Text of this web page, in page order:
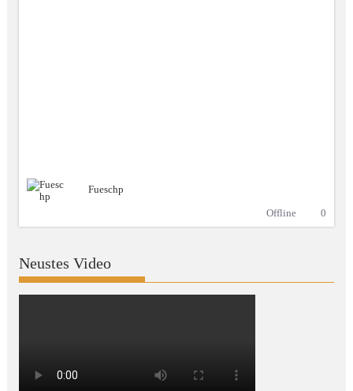
Fueschp
Offline
0
Neustes Video